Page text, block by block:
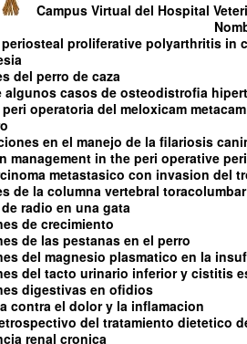
Campus Virtual del Hospital
proliferative polyarthritis in
del perro de caza
algunos casos de osteodistrofia
operatoria del meloxicam
en el manejo de la filariosis
management in the peri operative
metastasico con invasion del
de la columna vertebral toracolumbar
radio en una gata
de crecimiento
de las pestanas en el perro
del magnesio plasmatico en la
del tacto urinario inferior y cistitis
digestivas en ofidios
contra el dolor y la inflamacion
del tratamiento dietetico
renal cronica